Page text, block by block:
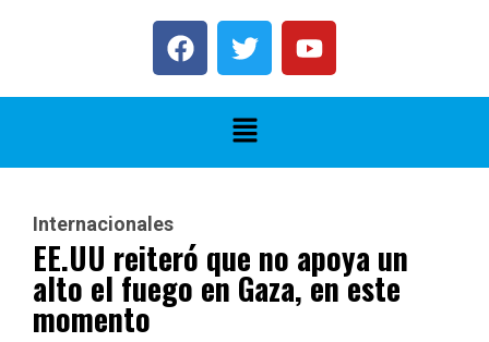
Internacionales
EE.UU reiteró que no apoya un
alto el fuego en Gaza, en este
momento